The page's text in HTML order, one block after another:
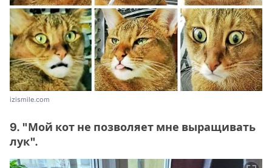
izismile.com
9. "Мой кот не позволяет мне выращивать
лук".